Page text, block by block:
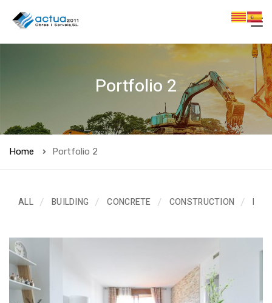
Portfolio 2
Home Portfolio 2
ALL BUILDING CONCRETE CONSTRUCTION